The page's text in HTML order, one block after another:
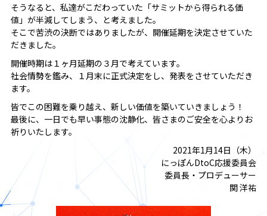
そうなると、私達がこだわっていた「サミットから得られる価
値」が半減してしまう、と考えました。
そこで苦渋の決断ではありましたが、開催延期を決定させていた
だきました。
開催時期は１ヶ月延期の３月で考えています。
社会情勢を鑑み、１月末に正式決定をし、発表をさせていただき
ます。
皆でこの困難を乗り越え、新しい価値を築いていきましょう！
最後に、一日でも早い事態の沈静化、皆さまのご安全を心よりお
祈りいたします。
2021年1月14日（木）
にっぽんDtoC応援委員会
委員長・プロデューサー
関 洋祐